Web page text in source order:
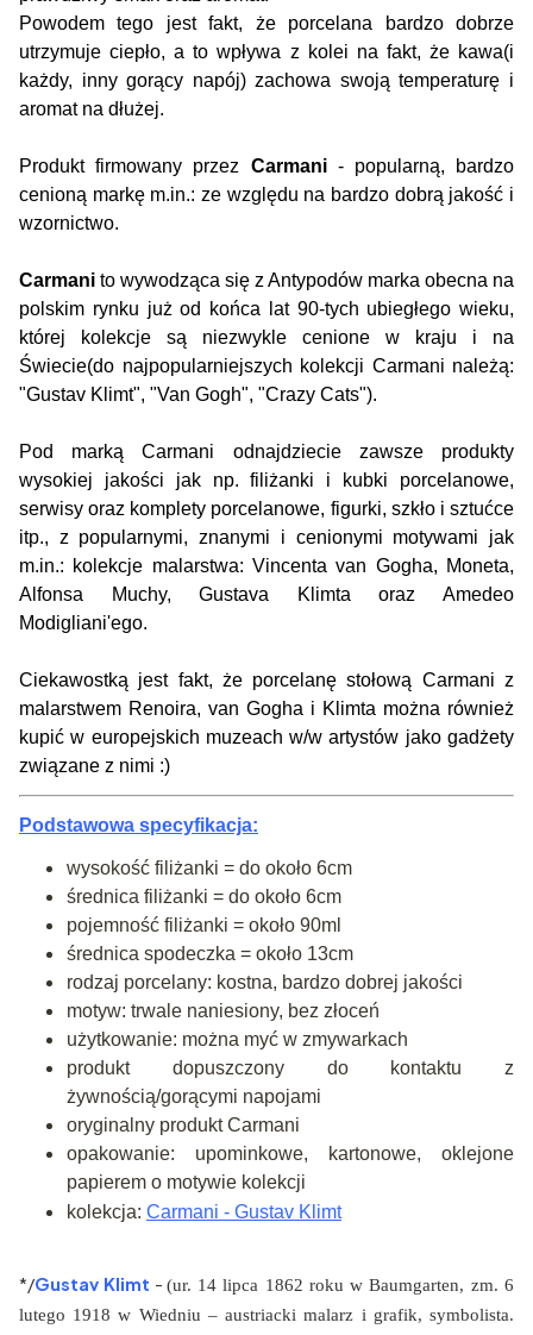
Powodem tego jest fakt, że porcelana bardzo dobrze
utrzymuje ciepło, a to wpływa z kolei na fakt, że kawa(i
każdy, inny gorący napój) zachowa swoją temperaturę i
aromat na dłużej.
Produkt firmowany przez Carmani- popularną, bardzo
cenioną markę m.in.: ze względu na bardzo dobrą jakość i
wzornictwo.
Carmani to wywodząca się z Antypodów marka obecna na
polskim rynku już od końca lat 90-tych ubiegłego wieku,
której kolekcje są niezwykle cenione w kraju i na
Świecie(do najpopularniejszych kolekcji Carmani należą:
"Gustav Klimt", "Van Gogh", "Crazy Cats").
Pod marką Carmani odnajdziecie zawsze produkty
wysokiej jakości jak np. filiżanki i kubki porcelanowe,
serwisy oraz komplety porcelanowe, figurki, szkło i sztućce
itp., z popularnymi, znanymi i cenionymi motywami jak
m.in.: kolekcje malarstwa: Vincenta van Gogha, Moneta,
Alfonsa Muchy, Gustava Klimta oraz Amedeo
Modigliani'ego.
Ciekawostką jest fakt, że porcelanę stołową Carmani z
malarstwem Renoira, van Gogha i Klimta można również
kupić w europejskich muzeach w/w artystów jako gadżety
związane z nimi :)
Podstawowa specyfikacja:
wysokość filiżanki = do około 6cm
średnica filiżanki = do około 6cm
pojemność filiżanki = około 90ml
średnica spodeczka = około 13cm
rodzaj porcelany: kostna, bardzo dobrej jakości
motyw: trwale naniesiony, bez złoceń
użytkowanie: można myć w zmywarkach
produkt dopuszczony do kontaktu z
żywnością/gorącymi napojami
oryginalny produkt Carmani
opakowanie: upominkowe, kartonowe, oklejone
papierem o motywie kolekcji
kolekcja: Carmani - Gustav Klimt
*/Gustav Klimt - (ur. 14 lipca 1862 roku w Baumgarten, zm. 6
lutego 1918 w Wiedniu – austriacki malarz i grafik, symbolista.